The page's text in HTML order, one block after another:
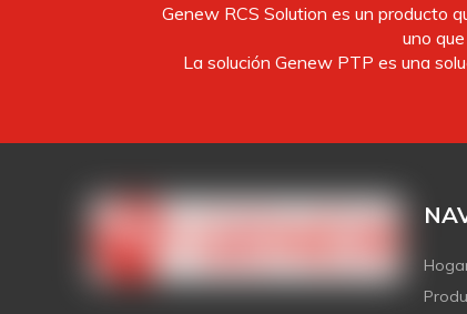
Genew RCS Solution es un producto
uno
La solución Genew PTP es una